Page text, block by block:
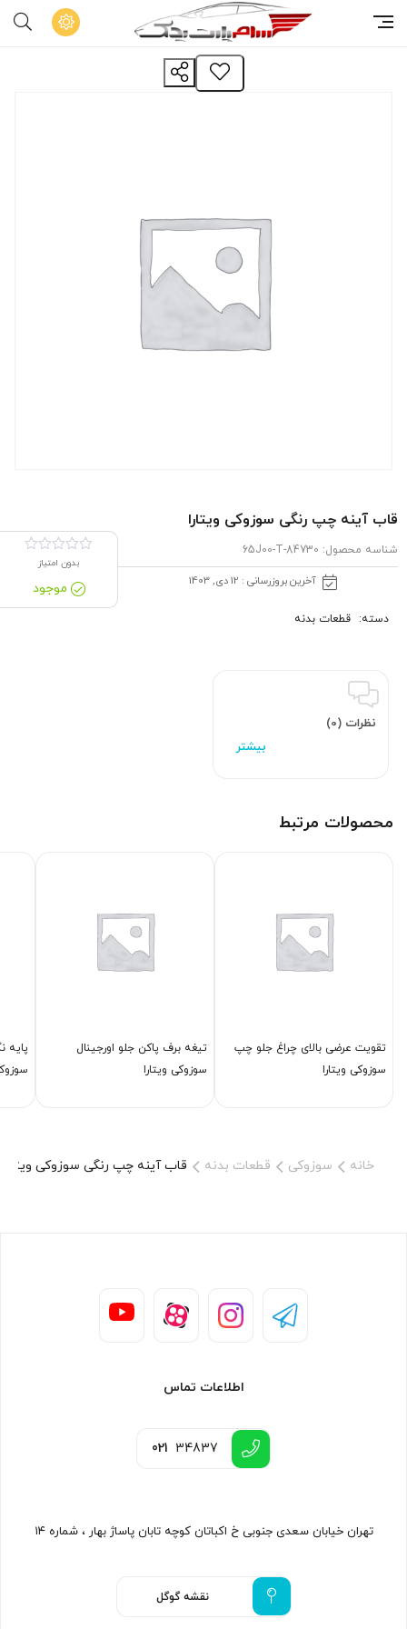
قاب آینه چپ رنگی سوزوکی ویتارا
شناسه محصول: 84730-65J00-T
آخرین بروزرسانی : 12 دی, 1403
بدون امتیاز
موجود
دسته: قطعات بدنه
نظرات (0)
محصولات مرتبط
تقویت عرضی بالای چراغ جلو چپ
سوزوکی ویتارا
تیغه برف پاكن جلو اورجینال
سوزوکی ویتارا
پایه
خانه سوزوکی قطعات بدنه قاب آینه چپ رنگی سوزوکی ویتارا
اطلاعات تماس
021 34837
تهران خیابان سعدی جنوبی خ اکباتان کوچه تابان پاساژ بهار ، شماره ۱۴
نقشه گوگل